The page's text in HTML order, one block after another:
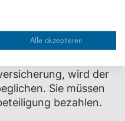
Werkstatt die
oder Sie
wird der
Sie müssen
bezahlen.
Alle akzeptieren